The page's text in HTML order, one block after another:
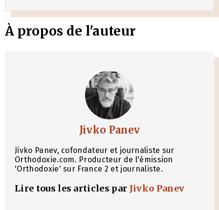
À propos de l'auteur
Jivko Panev
Jivko Panev, cofondateur et journaliste sur
Orthodoxie.com. Producteur de l'émission
'Orthodoxie' sur France 2 et journaliste.
Lire tous les articles par Jivko Panev